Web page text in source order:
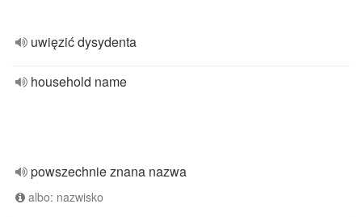
uwięzić dysydenta
household name
powszechnie znana nazwa
albo: nazwisko